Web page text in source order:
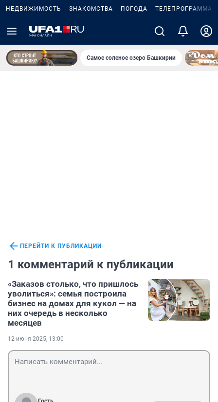
НЕДВИЖИМОСТЬ ЗНАКОМСТВА ПОГОДА ТЕЛЕПРОГРАММА
Самое соленое озеро Башкирии
ПЕРЕЙТИ К ПУБЛИКАЦИИ
1 комментарий к публикации
«Заказов столько, что пришлось
уволиться»: семья построила
бизнес на домах для кукол — на
них очередь в несколько
месяцев
12 июня 2025, 13:00